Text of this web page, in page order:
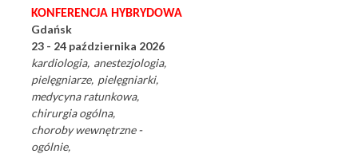
KONFERENCJA HYBRYDOWA
Gdańsk
23 - 24 października 2026
kardiologia anestezjologia
pielęgniarze pielęgniarki
medycyna ratunkowa
chirurgia ogólna
choroby wewnętrzne -
ogólnie